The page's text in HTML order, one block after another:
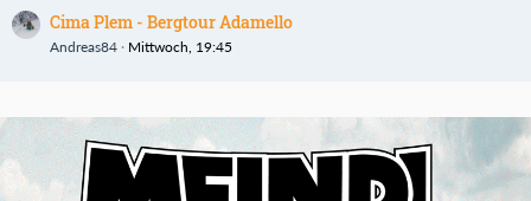
Cima Plem - Bergtour Adamello
Andreas84 Mittwoch, 19:45